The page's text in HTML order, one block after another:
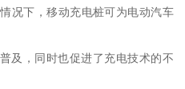
况下，移动充电桩可为电动汽车
及，同时也促进了充电技术的不